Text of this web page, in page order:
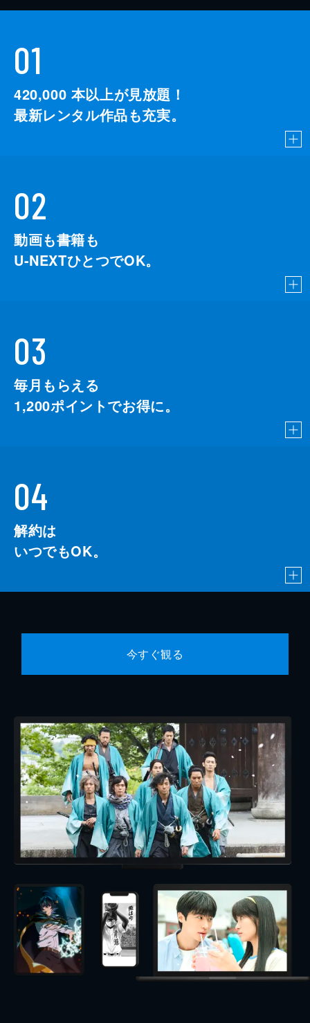
01
420,000 本以上が見放題！
最新レンタル作品も充実。
02
動画も書籍も
U-NEXTひとつでOK。
03
毎月もらえる
1,200ポイントでお得に。
04
解約は
いつでもOK。
今すぐ観る